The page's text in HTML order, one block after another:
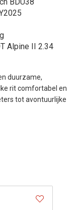
Alpine II 2.34
duurzame,
rit comfortabel en
tot avontuurlijke